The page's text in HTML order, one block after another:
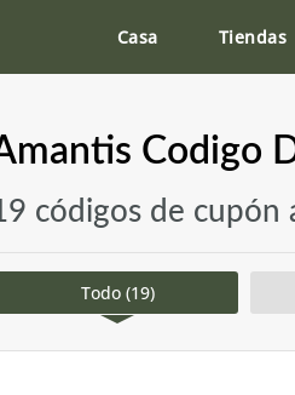
Casa Tiendas
Codigo
códigos de cupón
Todo (19)